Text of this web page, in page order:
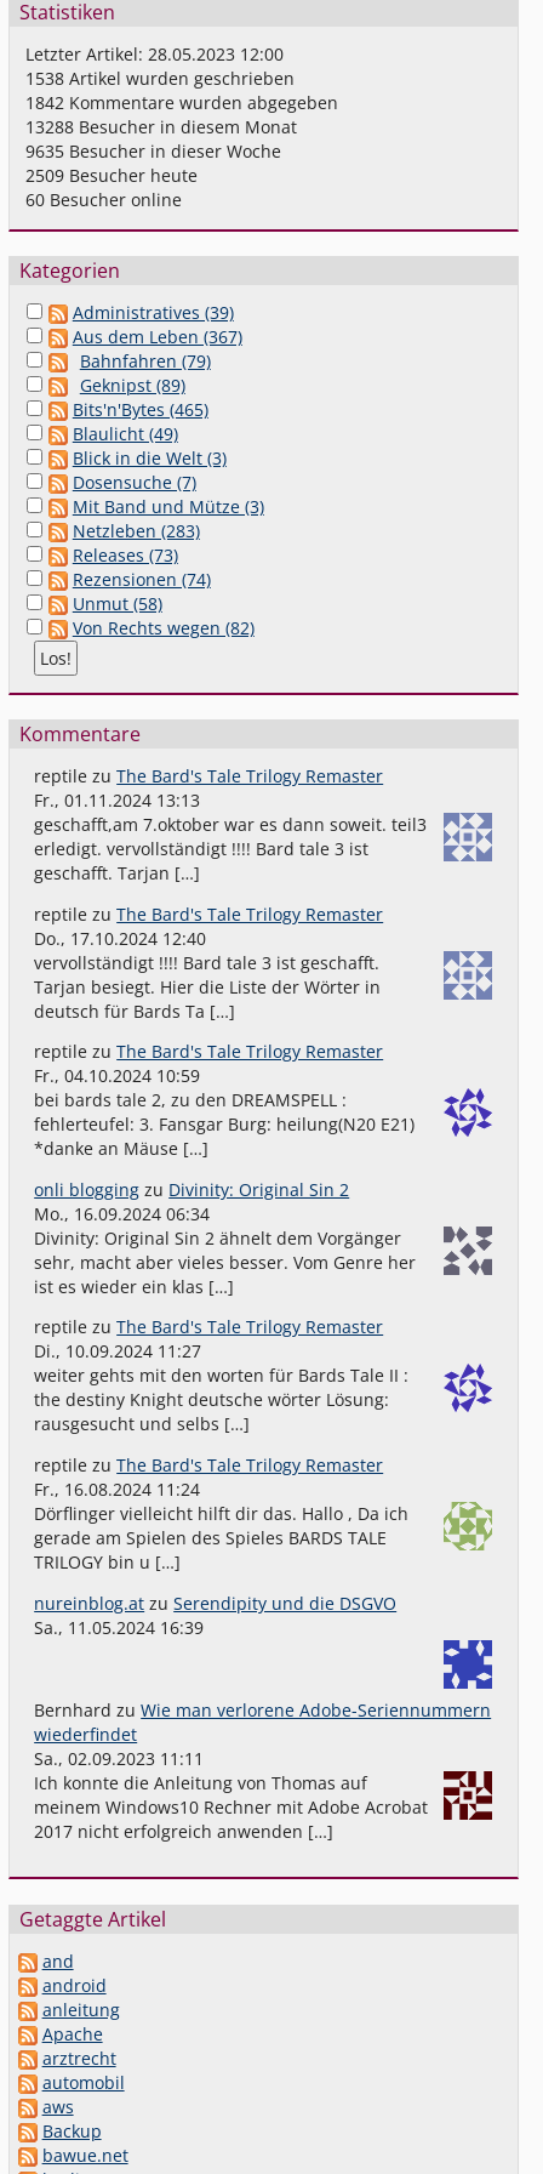
Statistiken
Letzter Artikel:28.05.2023 12:00
1538 Artikel wurden geschrieben
1842 Kommentare wurden abgegeben
13288 Besucher in diesem Monat
9635 Besucher in dieser Woche
2509 Besucher heute
60 Besucher online
Kategorien
Administratives (39)
Aus dem Leben (367)
Bahnfahren (79)
Geknipst (89)
Bits'n'Bytes (465)
Blaulicht (49)
Blick in die Welt (3)
Dosensuche (7)
Mit Band und Mütze (3)
Netzleben (283)
Releases (73)
Rezensionen (74)
Unmut (58)
Von Rechts wegen (82)
Kommentare
reptile zuThe Bard's Tale Trilogy Remaster
Fr., 01.11.2024 13:13
geschafft,am 7.oktober war es dann soweit. teil3
erledigt. vervollständigt !!!! Bard tale 3 ist
geschafft. Tarjan […]
reptile zuThe Bard's Tale Trilogy Remaster
Do., 17.10.2024 12:40
vervollständigt !!!! Bard tale 3 ist geschafft.
Tarjan besiegt. Hier die Liste der Wörter in
deutsch für Bards Ta […]
reptile zuThe Bard's Tale Trilogy Remaster
Fr., 04.10.2024 10:59
bei bards tale 2, zu den DREAMSPELL :
fehlerteufel: 3. Fansgar Burg: heilung(N20 E21)
*danke an Mäuse […]
onli blogging zu Divinity: Original Sin 2
Mo., 16.09.2024 06:34
Divinity: Original Sin 2 ähnelt dem Vorgänger
sehr, macht aber vieles besser. Vom Genre her
ist es wieder ein klas […]
reptile zuThe Bard's Tale Trilogy Remaster
Di., 10.09.2024 11:27
weiter gehts mit den worten für Bards Tale II :
the destiny Knight deutsche wörter Lösung:
rausgesucht und selbs […]
reptile zuThe Bard's Tale Trilogy Remaster
Fr., 16.08.2024 11:24
Dörflinger vielleicht hilft dir das. Hallo , Da ich
gerade am Spielen des Spieles BARDS TALE
TRILOGY bin u […]
nureinblog.at zuSerendipity und die DSGVO
Sa., 11.05.2024 16:39
Bernhard zuWie man verlorene Adobe-Seriennummern
wiederfindet
Sa., 02.09.2023 11:11
Ich konnte die Anleitung von Thomas auf
meinem Windows10 Rechner mit Adobe Acrobat
2017 nicht erfolgreich anwenden […]
Getaggte Artikel
and
android
anleitung
Apache
arztrecht
automobil
aws
Backup
bawue.net